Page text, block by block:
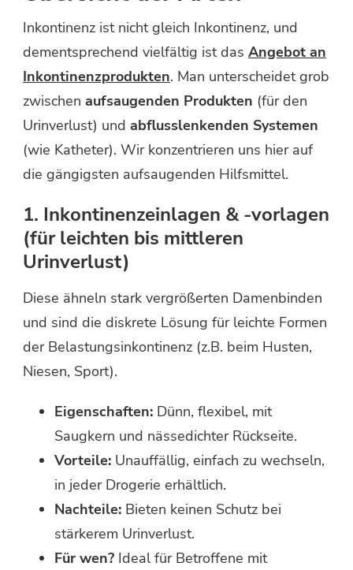
Inkontinenz ist nicht gleich Inkontinenz, und
dementsprechend vielfältig ist das Angebot an
Inkontinenzprodukten. Man unterscheidet grob
zwischen aufsaugenden Produkten (für den
Urinverlust) und abflusslenkenden Systemen
(wie Katheter). Wir konzentrieren uns hier auf
die gängigsten aufsaugenden Hilfsmittel.
1. Inkontinenzeinlagen & -vorlagen
(für leichten bis mittleren
Urinverlust)
Diese ähneln stark vergrößerten Damenbinden
und sind die diskrete Lösung für leichte Formen
der Belastungsinkontinenz (z.B. beim Husten,
Niesen, Sport).
Eigenschaften: Dünn, flexibel, mit
Saugkern und nässedichter Rückseite.
Vorteile: Unauffällig, einfach zu wechseln,
in jeder Drogerie erhältlich.
Nachteile: Bieten keinen Schutz bei
stärkerem Urinverlust.
Für wen? Ideal für Betroffene mit